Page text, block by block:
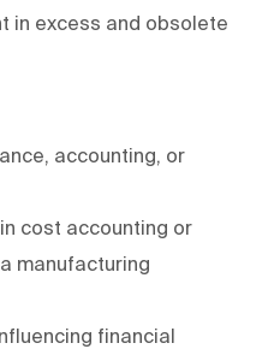
in excess and obsolete
accounting, or
cost accounting or
manufacturing
financial